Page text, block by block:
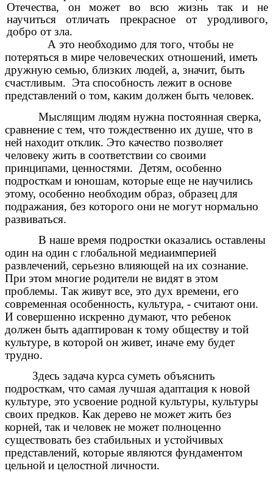
Отечества, он может во всю жизнь так и не
научиться отличать прекрасное от уродливого,
добро от зла.
А это необходимо для того, чтобы не
потеряться в мире человеческих отношений, иметь
дружную семью, близких людей, а, значит, быть
счастливым. Эта способность лежит в основе
представлений о том, каким должен быть человек.
Мыслящим людям нужна постоянная сверка,
сравнение с тем, что тождественно их душе, что в
ней находит отклик. Это качество позволяет
человеку жить в соответствии со своими
принципами, ценностями. Детям, особенно
подросткам и юношам, которые еще не научились
этому, особенно необходим образ, образец для
подражания, без которого они не могут нормально
развиваться.
В наше время подростки оказались оставлены
один на один с глобальной медиаимперией
развлечений, серьезно влияющей на их сознание.
При этом многие родители не видят в этом
проблемы. Так живут все, это дух времени, его
современная особенность, культура, - считают они.
И совершенно искренно думают, что ребенок
должен быть адаптирован к тому обществу и той
культуре, в которой он живет, иначе ему будет
трудно.
Здесь задача курса суметь объяснить
подросткам, что самая лучшая адаптация к новой
культуре, это усвоение родной культуры, культуры
своих предков. Как дерево не может жить без
корней, так и человек не может полноценно
существовать без стабильных и устойчивых
представлений, которые являются фундаментом
цельной и целостной личности.